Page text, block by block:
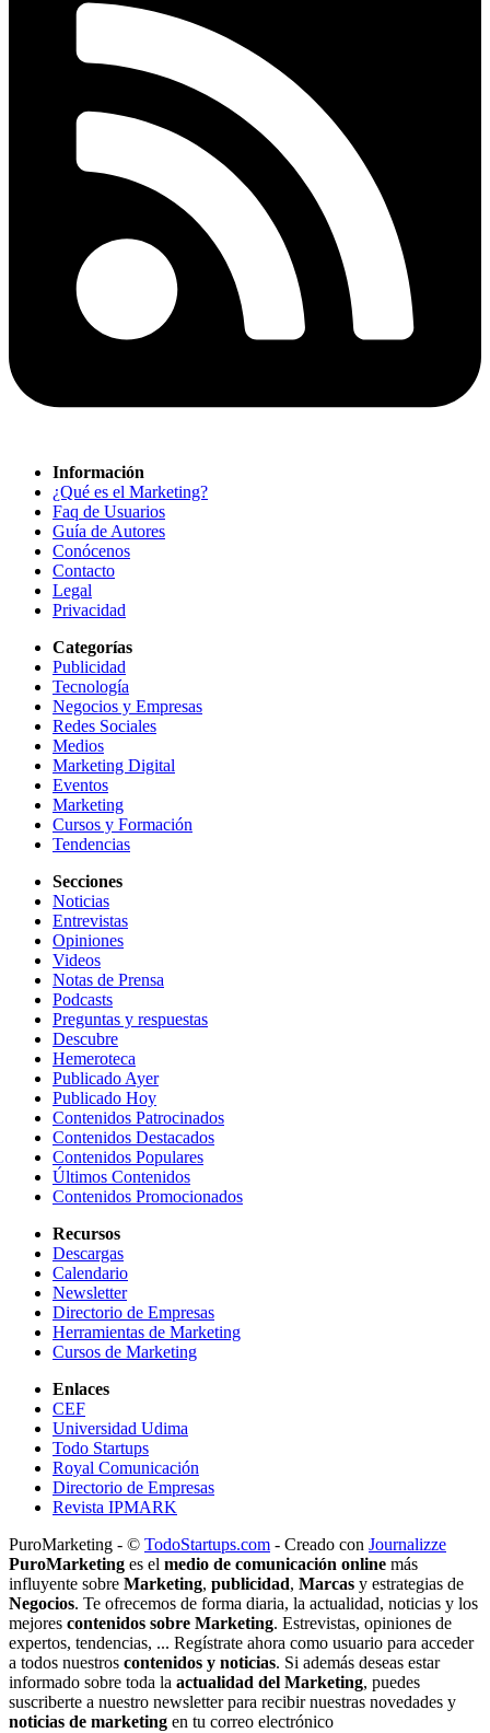
Información
¿Qué es el Marketing?
Faq de Usuarios
Guía de Autores
Conócenos
Contacto
Legal
Privacidad
Categorías
Publicidad
Tecnología
Negocios y Empresas
Redes Sociales
Medios
Marketing Digital
Eventos
Marketing
Cursos y Formación
Tendencias
Secciones
Noticias
Entrevistas
Opiniones
Videos
Notas de Prensa
Podcasts
Preguntas y respuestas
Descubre
Hemeroteca
Publicado Ayer
Publicado Hoy
Contenidos Patrocinados
Contenidos Destacados
Contenidos Populares
Últimos Contenidos
Contenidos Promocionados
Recursos
Descargas
Calendario
Newsletter
Directorio de Empresas
Herramientas de Marketing
Cursos de Marketing
Enlaces
CEF
Universidad Udima
Todo Startups
Royal Comunicación
Directorio de Empresas
Revista IPMARK
PuroMarketing - © TodoStartups.com - Creado con Journalizze
PuroMarketing es el medio de comunicación online más
influyente sobre Marketing, publicidad, Marcas y estrategias de
Negocios. Te ofrecemos de forma diaria, la actualidad, noticias y los
mejores contenidos sobre Marketing. Estrevistas, opiniones de
expertos, tendencias, ... Regístrate ahora como usuario para acceder
a todos nuestros contenidos y noticias. Si además deseas estar
informado sobre toda la actualidad del Marketing, puedes
suscriberte a nuestro newsletter para recibir nuestras novedades y
noticias de marketing en tu correo electrónico